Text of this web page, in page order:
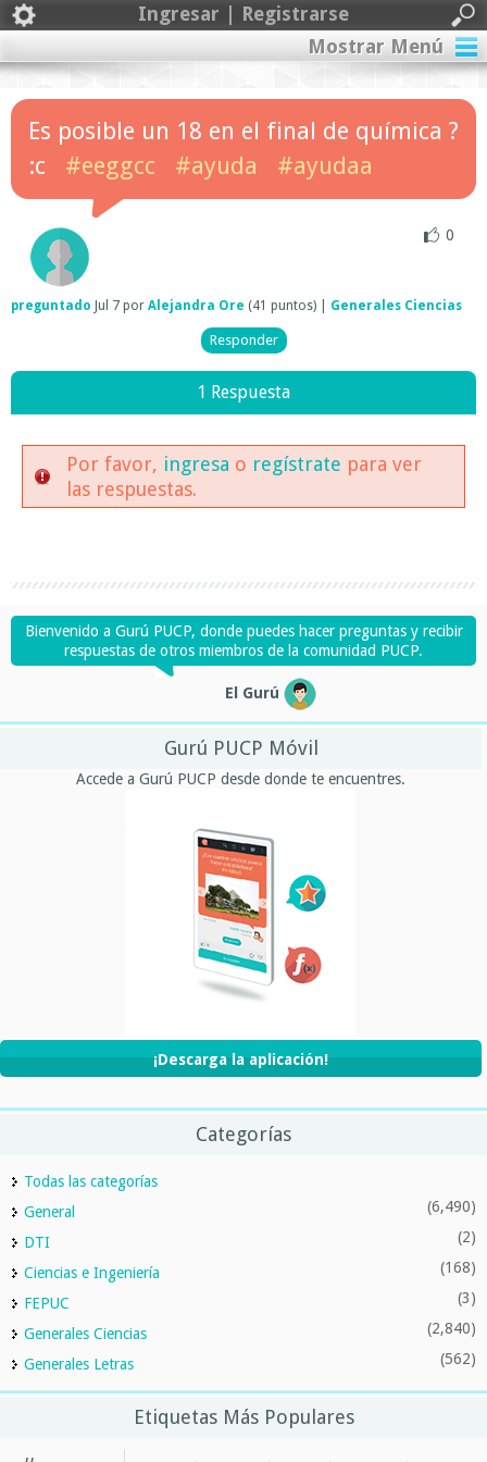
Ingresar | Registrarse
Mostrar Menú
Es posible un 18 en el final de química ?
:c
#eeggcc #ayuda #ayudaa
0
preguntado Jul 7 por Alejandra Ore (41 puntos) Generales Ciencias
1 Respuesta
Por favor, ingresa o regístrate para ver
las respuestas.
Bienvenido a Gurú PUCP, donde puedes hacer preguntas y recibir
respuestas de otros miembros de la comunidad PUCP.
El Gurú
Gurú PUCP Móvil
Accede a Gurú PUCP desde donde te encuentres.
¡Descarga la aplicación!
Categorías
Todas las categorías
General
(6,490)
DTI (2)
Ciencias e Ingeniería (168)
FEPUC (3)
Generales Ciencias (2,840)
Generales Letras (562)
Etiquetas Más Populares